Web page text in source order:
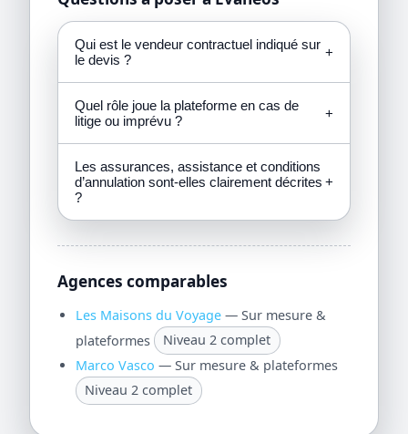
Qui est le vendeur contractuel indiqué sur
le devis ?
+
Quel rôle joue la plateforme en cas de
litige ou imprévu ?
+
Les assurances, assistance et conditions
d’annulation sont-elles clairement décrites
?
+
Agences comparables
Les Maisons du Voyage— Sur mesure &
plateformes
Niveau 2 complet
Marco Vasco — Sur mesure & plateformes
Niveau 2 complet